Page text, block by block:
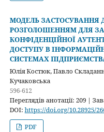
МОДЕЛЬ ЗАСТОСУВАННЯ
РОЗГОЛОШЕННЯМ ДЛЯ
КОНФІДЕНЦІЙНОЇ
ДОСТУПУ В
СИСТЕМАХ
Юлія Костюк, Павло
Кучаковська
596-612
Переглядів анотації: 209 |
DOI: https://doi.org/10.28925/
PDF